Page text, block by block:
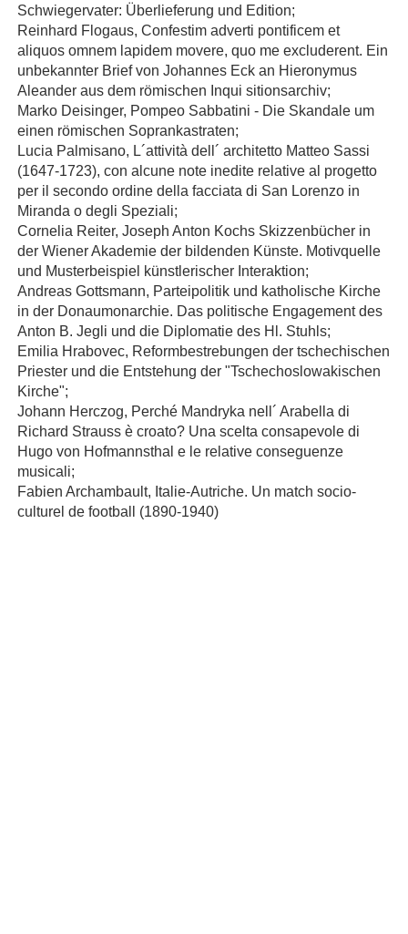
Schwiegervater: Überlieferung und Edition;
Reinhard Flogaus, Confestim adverti pontificem et
aliquos omnem lapidem movere, quo me excluderent. Ein
unbekannter Brief von Johannes Eck an Hieronymus
Aleander aus dem römischen Inqui sitionsarchiv;
Marko Deisinger, Pompeo Sabbatini - Die Skandale um
einen römischen Soprankastraten;
Lucia Palmisano, L´attività dell´ architetto Matteo Sassi
(1647-1723), con alcune note inedite relative al progetto
per il secondo ordine della facciata di San Lorenzo in
Miranda o degli Speziali;
Cornelia Reiter, Joseph Anton Kochs Skizzenbücher in
der Wiener Akademie der bildenden Künste. Motivquelle
und Musterbeispiel künstlerischer Interaktion;
Andreas Gottsmann, Parteipolitik und katholische Kirche
in der Donaumonarchie. Das politische Engagement des
Anton B. Jegli und die Diplomatie des Hl. Stuhls;
Emilia Hrabovec, Reformbestrebungen der tschechischen
Priester und die Entstehung der "Tschechoslowakischen
Kirche";
Johann Herczog, Perché Mandryka nell´ Arabella di
Richard Strauss è croato? Una scelta consapevole di
Hugo von Hofmannsthal e le relative conseguenze
musicali;
Fabien Archambault, Italie-Autriche. Un match socio-
culturel de football (1890-1940)